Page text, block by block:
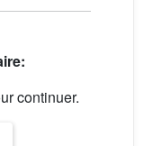
continuer.